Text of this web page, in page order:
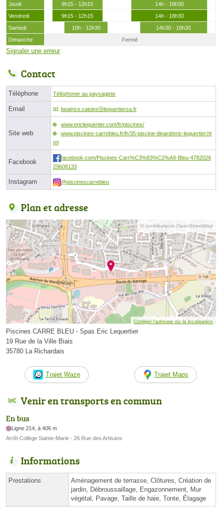
Jeudi
9h15 - 12h15
14h - 18h30
Vendredi
9h15 - 12h15
14h - 18h30
Samedi
10h - 12h30
14h30 - 18h30
Dimanche
Fermé
Signaler une erreur
Contact
Téléphone Téléphoner au paysagiste
Email beatrice.catoireⓐlequertiersa.fr
Site web
www.ericlequertier.com/fr/piscines/
www.piscines-carrebleu.fr/fr/35-piscine-dinard/eric-lequertier.ht
ml
Facebook
facebook.com/Piscines-Carr%C3%83%C2%A9-Bleu-4782026
29608133
Instagram @piscinescarrebleu
Plan et adresse
© contributeurs OpenStreetMap
Corriger l’adresse ou la localisation
Piscines CARRE BLEU - Spas Eric Lequertier
19 Rue de la Ville Biais
35780 La Richardais
Trajet Waze Trajet Maps
Venir en transports en commun
En bus
Ligne 214, à 406 m
Arrêt Collège Sainte-Marie - 26 Rue des Artisans
Informations
Prestations
Aménagement de terrasse, Clôtures, Création de
jardin, Débroussaillage, Engazonnement, Mur
végétal, Pavage, Taille de haie, Tonte, Élagage